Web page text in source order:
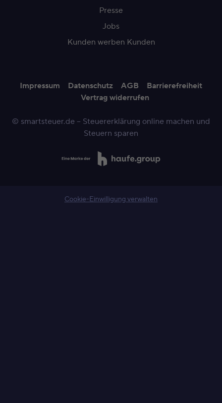
Presse
Jobs
Kunden werben Kunden
Impressum Datenschutz AGB
Barrierefreiheit
Vertrag widerrufen
© smartsteuer.de – Steuererklärung online machen und
Steuern sparen
Cookie-Einwilligung verwalten